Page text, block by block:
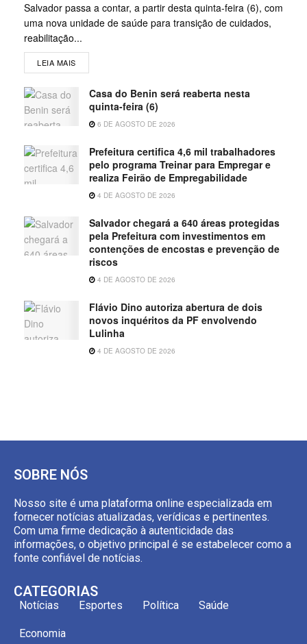
Salvador passa a contar, a partir desta quinta-feira (6), com
uma nova unidade de saúde para transição de cuidados,
reabilitação...
LEIA MAIS
Casa do Benin será reaberta nesta
quinta-feira (6)
6 DE AGOSTO DE 2026
Prefeitura certifica 4,6 mil trabalhadores
pelo programa Treinar para Empregar e
realiza Feirão de Empregabilidade
4 DE AGOSTO DE 2026
Salvador chegará a 640 áreas protegidas
pela Prefeitura com investimentos em
contenções de encostas e prevenção de
riscos
4 DE AGOSTO DE 2026
Flávio Dino autoriza abertura de dois
novos inquéritos da PF envolvendo
Lulinha
4 DE AGOSTO DE 2026
SOBRE NÓS
Nosso site é uma plataforma online especializada em
fornecer notícias atualizadas, verídicas e pertinentes.
Com uma firme dedicação à autenticidade das
informações, o objetivo principal é se estabelecer como a
fonte confiável de notícias.
CATEGORIAS
Notícias Esportes Política Saúde
Economia